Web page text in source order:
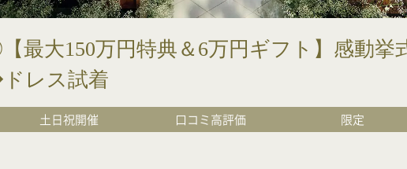
最大150万円特典＆6万円ギフト】感動挙
レス試着
土日祝開催 口コミ高評価 限定